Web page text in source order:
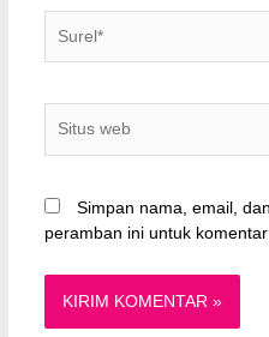
web
Simpan nama, email,
peramban ini untuk